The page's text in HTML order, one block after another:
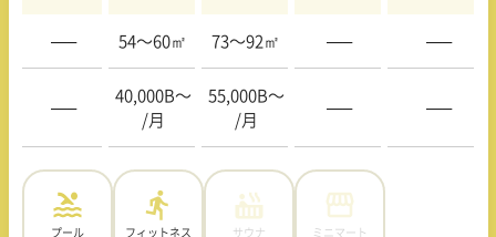
—– 54〜60㎡ 73〜92㎡ —– —–
—–
40,000B〜
/月
55,000B〜
/月
—– —–
プール フィットネス サウナ ミニマート